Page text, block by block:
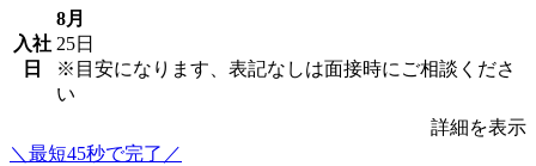
入社
日
8月
25日
※目安になります、表記なしは面接時にご相談くださ
い
詳細を表示
＼最短45秒で完了／